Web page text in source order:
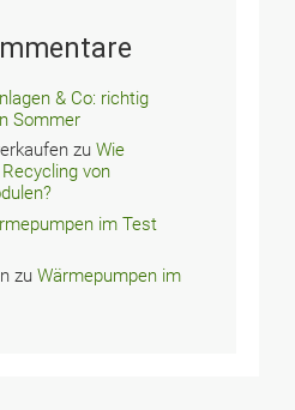
& Co: richtig
Sommer
zuWie
von
im Test
zuWärmepumpen im